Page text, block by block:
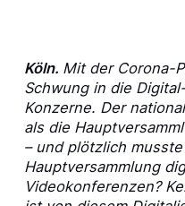
Köln. Mit der Corona-
Schwung in die
Konzerne. Der
als die
– und plötzlich
Hauptversammlung
Videokonferenzen?